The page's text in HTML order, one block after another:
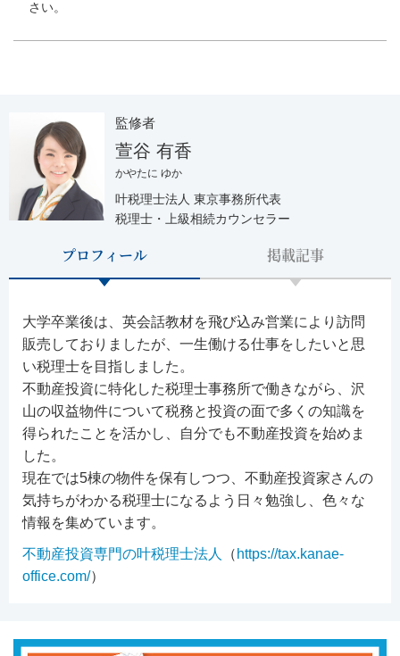
さい。
監修者
萱谷 有香
かやたに ゆか
叶税理士法人 東京事務所代表
税理士・上級相続カウンセラー
プロフィール 掲載記事
大学卒業後は、英会話教材を飛び込み営業により訪問
販売しておりましたが、一生働ける仕事をしたいと思
い税理士を目指しました。
不動産投資に特化した税理士事務所で働きながら、沢
山の収益物件について税務と投資の面で多くの知識を
得られたことを活かし、自分でも不動産投資を始めま
した。
現在では5棟の物件を保有しつつ、不動産投資家さんの
気持ちがわかる税理士になるよう日々勉強し、色々な
情報を集めています。
不動産投資専門の叶税理士法人 （ https://tax.kanae-
office.com/）